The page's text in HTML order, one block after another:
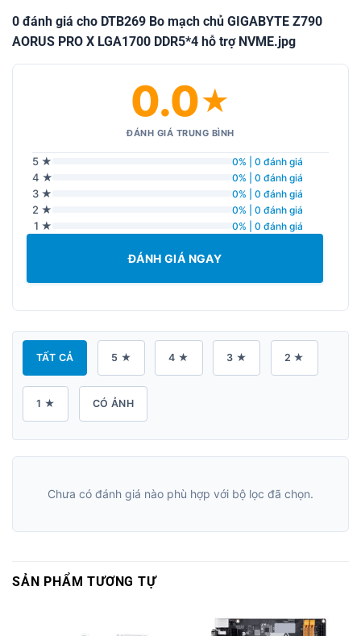
0 đánh giá cho DTB269 Bo mạch chủ GIGABYTE Z790
AORUS PRO X LGA1700 DDR5*4 hỗ trợ NVME.jpg
0.0★
ĐÁNH GIÁ TRUNG BÌNH
5 ★ 0% | 0 đánh giá
4 ★ 0% | 0 đánh giá
3 ★ 0% | 0 đánh giá
2 ★ 0% | 0 đánh giá
1 ★ 0% | 0 đánh giá
ĐÁNH GIÁ NGAY
TẤT CẢ 5 ★ 4 ★ 3 ★ 2 ★
1 ★ CÓ ẢNH
Chưa có đánh giá nào phù hợp với bộ lọc đã chọn.
SẢN PHẨM TƯƠNG TỰ